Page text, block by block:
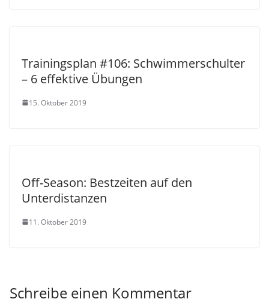
Trainingsplan #106: Schwimmerschulter
– 6 effektive Übungen
15. Oktober 2019
Off-Season: Bestzeiten auf den
Unterdistanzen
11. Oktober 2019
Schreibe einen Kommentar